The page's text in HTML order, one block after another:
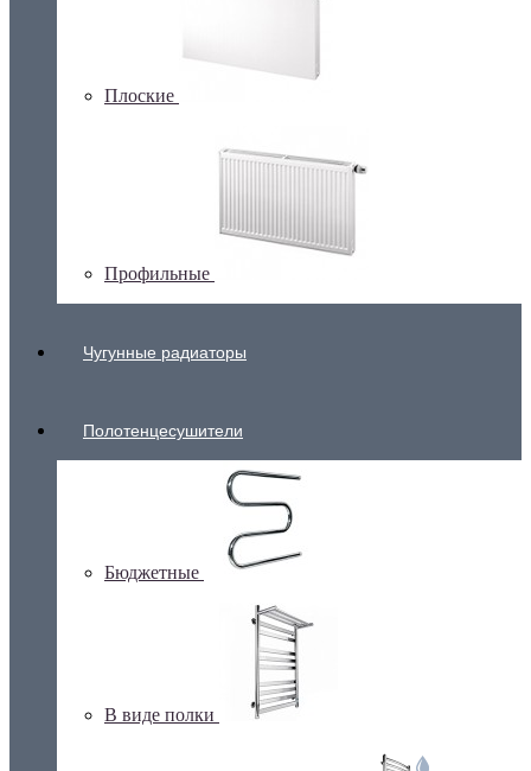
Плоские
Профильные
Чугунные радиаторы
Полотенцесушители
Бюджетные
В виде полки